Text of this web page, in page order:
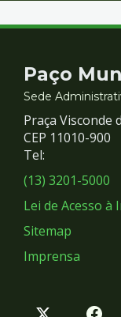
e
Redes
Sociais
Paço
Sede
Praça Visconde
CEP 11010-900
Tel:
(13) 3201-5000
Lei de Acesso à
Sitemap
Imprensa